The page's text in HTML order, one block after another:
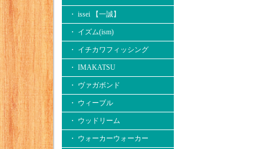
・ issei 【一誠】
・ イズム(ism)
・ イチカワフィッシング
・ IMAKATSU
・ ヴァガボンド
・ ウィーブル
・ ウッドリーム
・ ウォーカーウォーカー